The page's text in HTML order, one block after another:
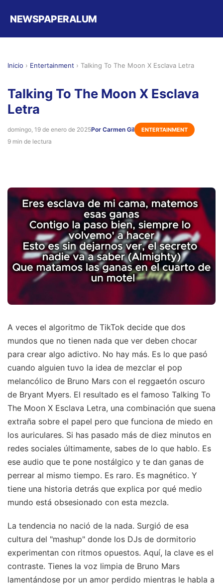
NEWSPAPERALUM
Inicio › Entertainment › Talking To The Moon X Esclava Letra
Talking To The Moon X Esclava
Letra
domingo, 19 de enero de 2025Por Carmen Gil ENTERTAINMENT
9 min de lectura
A veces el algoritmo de TikTok decide que dos
mundos que no tienen nada que ver deben chocar
para crear algo adictivo. No hay más. Es lo que pasó
cuando alguien tuvo la idea de mezclar el pop
melancólico de Bruno Mars con el reggaetón oscuro
de Bryant Myers. El resultado es el famoso Talking To
The Moon X Esclava Letra, una combinación que suena
extraña sobre el papel pero que funciona de miedo en
los auriculares. Si has pasado más de diez minutos en
redes sociales últimamente, sabes de lo que hablo. Es
ese audio que te pone nostálgico y te dan ganas de
perrear al mismo tiempo. Es raro. Es magnético. Y
tiene una historia detrás que explica por qué medio
mundo está obsesionado con esta mezcla.
La tendencia no nació de la nada. Surgió de esa
cultura del "mashup" donde los DJs de dormitorio
experimentan con ritmos opuestos. Aquí, la clave es el
contraste. Tienes la voz limpia de Bruno Mars
lamentándose por un amor perdido mientras le habla a